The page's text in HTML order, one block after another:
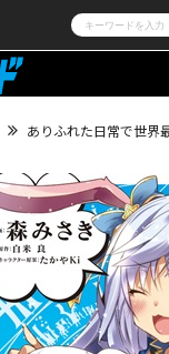
スター
プホールディングス
オーバーラップ文庫
オーバーラップノベルスf
ありふれた日常で世界